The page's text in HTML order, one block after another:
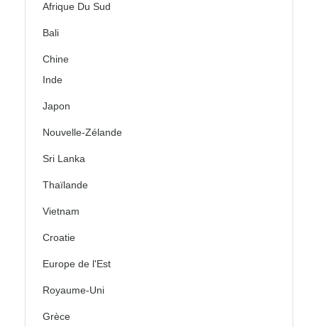
Afrique Du Sud
Bali
Chine
Inde
Japon
Nouvelle-Zélande
Sri Lanka
Thaïlande
Vietnam
Croatie
Europe de l'Est
Royaume-Uni
Grèce